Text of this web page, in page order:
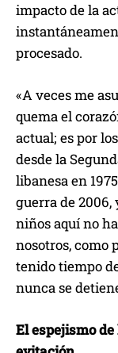
impacto de la
procesado.
«A veces me
quema el
actual; es por
desde la
libanesa en
guerra de 2006,
niños aquí no
nosotros, como
tenido tiempo
nunca se
El espejismo